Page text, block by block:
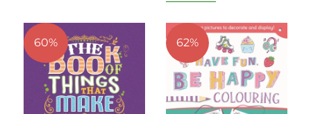
60% 62%